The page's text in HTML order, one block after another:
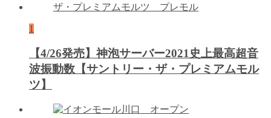
1
【4/26発売】神泡サーバー2021史上最高超音
波振動数【サントリー・ザ・プレミアムモル
ツ】